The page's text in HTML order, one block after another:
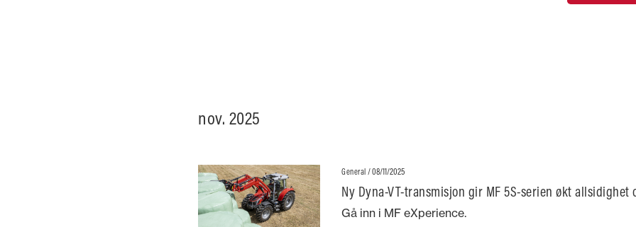
nov. 2025
General / 08/11/2025
Ny Dyna-VT-transmisjon gir MF 5S-serien økt allsidighet
brukervennlighet
Gå inn i MF eXperience.